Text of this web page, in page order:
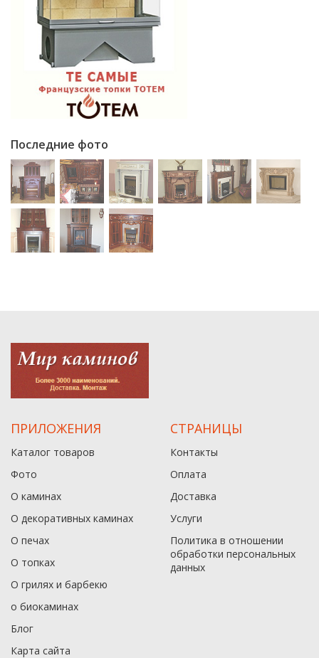
Последние фото
ПРИЛОЖЕНИЯ
Каталог товаров
Фото
О каминах
О декоративных каминах
О печах
О топках
О грилях и барбекю
о биокаминах
Блог
Карта сайта
СТРАНИЦЫ
Контакты
Оплата
Доставка
Услуги
Политика в отношении
обработки персональных
данныx